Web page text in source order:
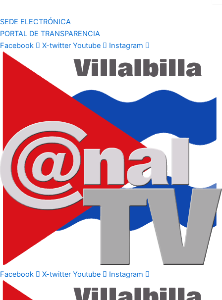
SEDE ELECTRÓNICA
PORTAL DE TRANSPARENCIA
Facebook
X-twitter Youtube Instagram
Facebook X-twitter Youtube Instagram